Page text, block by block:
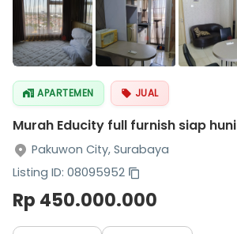
APARTEMEN JUAL
Murah Educity full furnish siap huni
Pakuwon City, Surabaya
Listing ID: 08095952
Rp 450.000.000